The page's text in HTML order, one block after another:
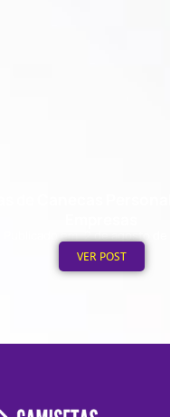
Publicado em: 2 de agosto de
VER POST